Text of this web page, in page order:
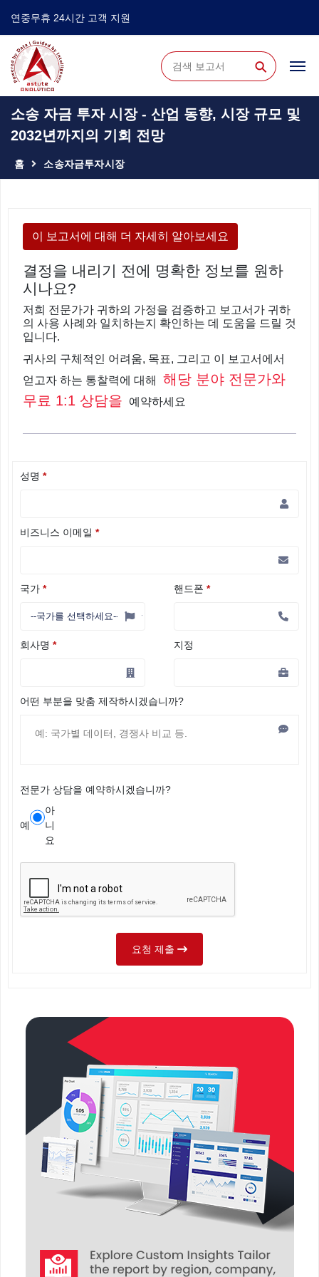
연중무휴 24시간 고객 지원
⚲
소송 자금 투자 시장 - 산업 동향, 시장 규모 및
2032년까지의 기회 전망
홈 소송자금투자시장
이 보고서에 대해 더 자세히 알아보세요
결정을 내리기 전에 명확한 정보를 원하
시나요?
저희 전문가가 귀하의 가정을 검증하고 보고서가 귀하
의 사용 사례와 일치하는지 확인하는 데 도움을 드릴 것
입니다.
귀사의 구체적인 어려움, 목표, 그리고 이 보고서에서
얻고자 하는 통찰력에 대해
해당 분야 전문가와
무료 1:1 상담을
예약하세요
성명 *
비즈니스 이메일 *
국가 * 핸드폰 *
회사명 * 지정
어떤 부분을 맞춤 제작하시겠습니까?
전문가 상담을 예약하시겠습니까?
예
아
니
요
요청 제출